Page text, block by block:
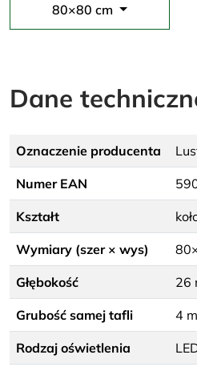
80×80 cm
Dane
Oznaczenie producenta
Numer EAN
Kształt
Wymiary (szer × wys)
Głębokość 26
Grubość samej tafli 4
Rodzaj oświetlenia